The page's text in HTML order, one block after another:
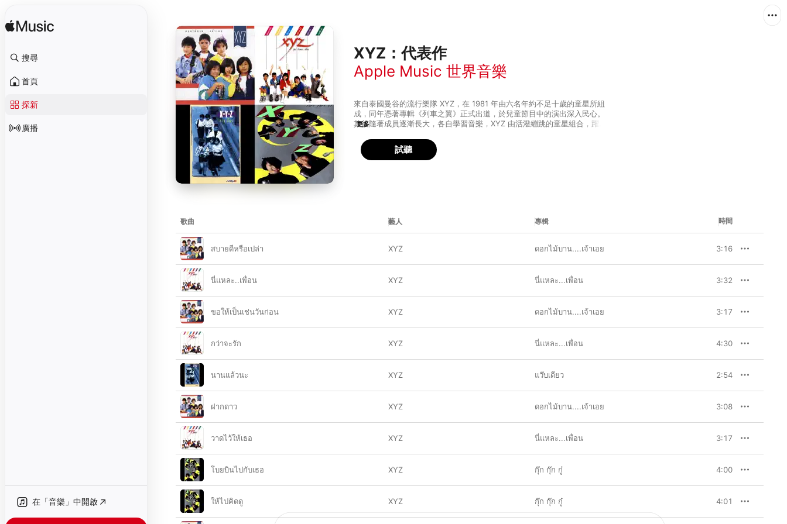
搜尋
首頁
探新
廣播
在「音樂」中開啟
XYZ：代表作
Apple Music 世界音樂
來自泰國曼谷的流行樂隊 XYZ，在 1981 年由六名年約不足十歲的童星所組
成，同年憑著專輯《列車之翼》正式出道，於兒童節目中的演出深入民心。
其後隨著成員逐漸長大，各自學習音樂，XYZ 由活潑繃跳的童星組合，躍升
除了有容易入耳的原音民謠歌曲外，也有以雷鬼節拍作基調的流行電音及風
格爽朗的 60 年代經典搖滾，作品多元豐富且極具青春活力，加上他們充滿稚
氣的歌唱演繹，使他們成為泰國樂壇炙手可熱的組合。樂隊於 1990 年推出
更多
試聽
歌曲 藝人 專輯 時間
สบายดีหรือเปล่า XYZ ดอกไม้บาน....เจ้าเอย 3:16
นี่แหละ..เพื่อน XYZ นี่แหละ...เพื่อน 3:32
ขอให้เป็นเช่นวันก่อน XYZ ดอกไม้บาน....เจ้าเอย 3:17
กว่าจะรัก XYZ นี่แหละ...เพื่อน 4:30
นานแล้วนะ XYZ แว๊บเดียว 2:54
ฝากดาว XYZ ดอกไม้บาน....เจ้าเอย 3:08
วาดไว้ให้เธอ XYZ นี่แหละ...เพื่อน 3:17
โบยบินไปกับเธอ XYZ กุ๊ก กุ๊ก กู๋ 4:00
ให้ไปคิดดู XYZ กุ๊ก กุ๊ก กู๋ 4:01